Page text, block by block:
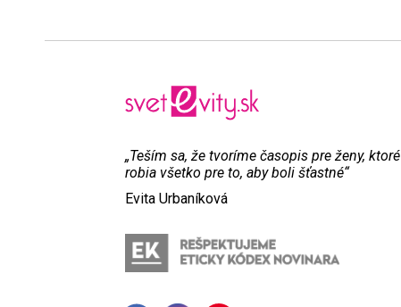
„Teším sa, že tvoríme časopis pre ženy, ktoré
robia všetko pre to, aby boli šťastné“
Evita Urbaníková